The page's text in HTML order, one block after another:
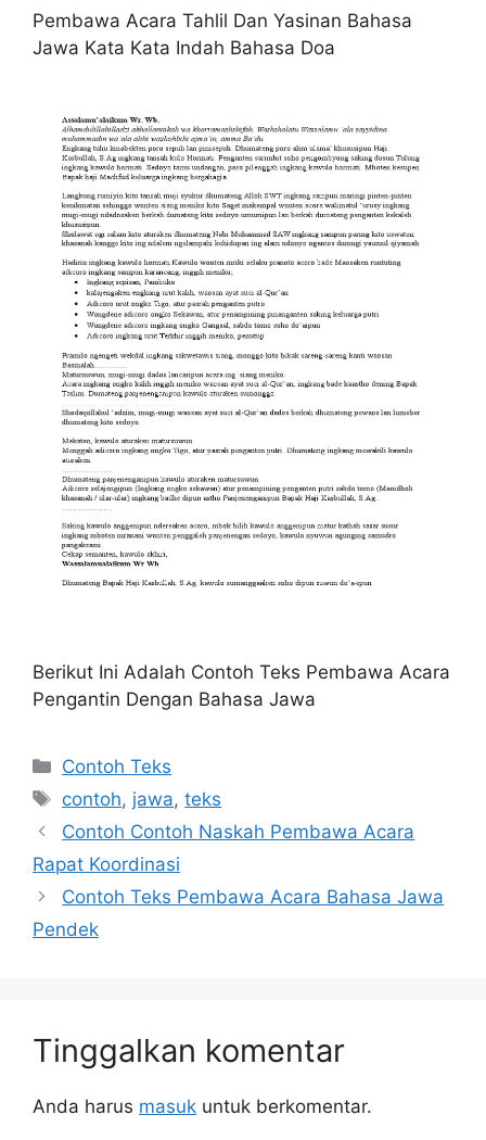
Pembawa Acara Tahlil Dan Yasinan Bahasa
Jawa Kata Kata Indah Bahasa Doa
Berikut Ini Adalah Contoh Teks Pembawa Acara
Pengantin Dengan Bahasa Jawa
Kategori
Contoh Teks
Tag
contoh, jawa,teks
Contoh Contoh Naskah Pembawa Acara
Rapat Koordinasi
Contoh Teks Pembawa Acara Bahasa Jawa
Pendek
Tinggalkan komentar
Anda harus masuk untuk berkomentar.